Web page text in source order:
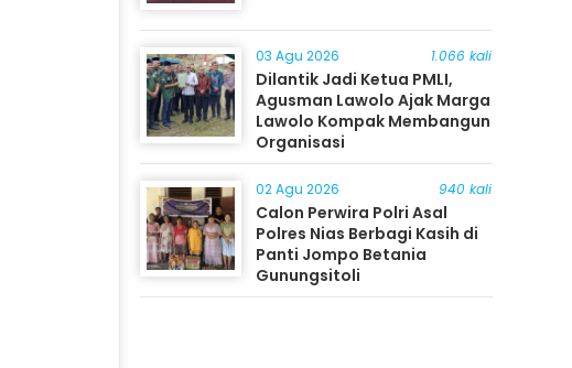
03 Agu 2026 1.066 kali
Dilantik Jadi Ketua PMLI,
Agusman Lawolo Ajak Marga
Lawolo Kompak Membangun
Organisasi
02 Agu 2026 940 kali
Calon Perwira Polri Asal
Polres Nias Berbagi Kasih di
Panti Jompo Betania
Gunungsitoli